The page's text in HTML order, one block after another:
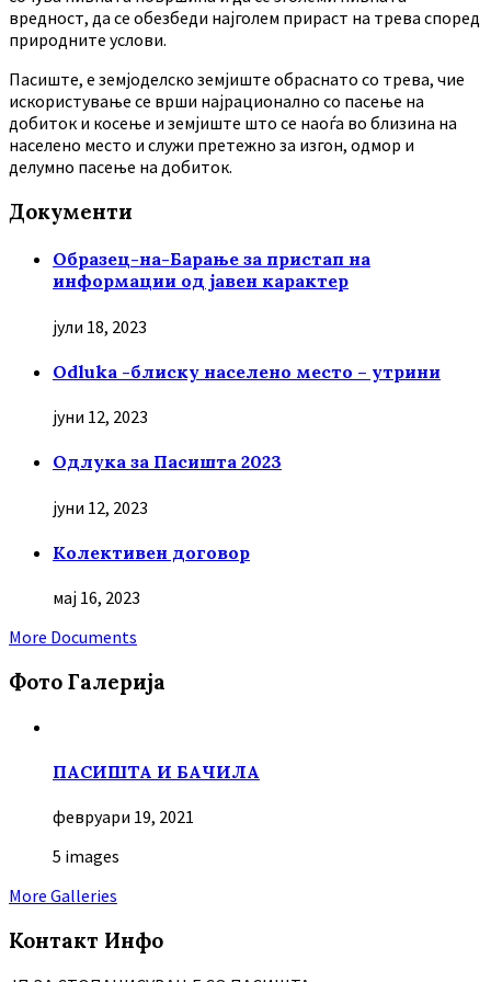
вредност, да се обезбеди најголем прираст на трева според
природните услови.
Пасиште, е земјоделско земјиште обраснато со трева, чие
искористување се врши најрационално со пасење на
добиток и косење и земјиште што се наоѓа во близина на
населено место и служи претежно за изгон, одмор и
делумно пасење на добиток.
Документи
Образец-на-Барање за пристап на
информации од јавен карактер
јули 18, 2023
Odluka -блиску населено место – утрини
јуни 12, 2023
Oдлука за Пасишта 2023
јуни 12, 2023
Колективен договор
мај 16, 2023
More Documents
Фото Галерија
ПАСИШТА И БАЧИЛА
февруари 19, 2021
5 images
More Galleries
Контакт Инфо